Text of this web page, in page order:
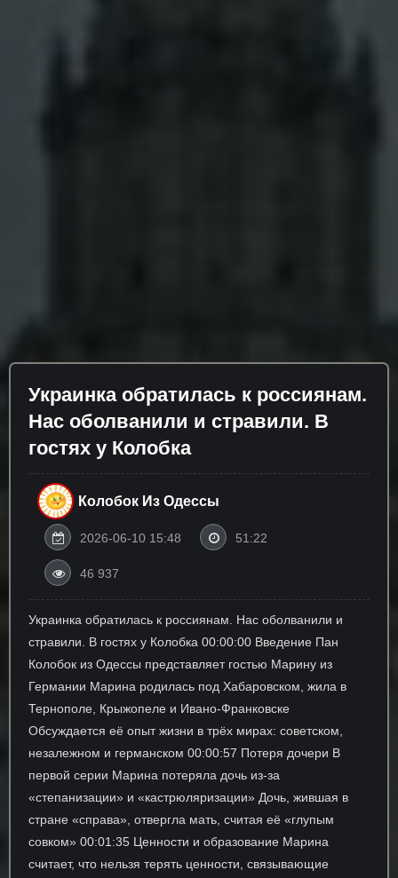
Украинка обратилась к россиянам.
Нас оболванили и стравили. В
гостях у Колобка
Колобок Из Одессы
2026-06-10 15:48 51:22
46 937
Украинка обратилась к россиянам. Нас оболванили и
стравили. В гостях у Колобка 00:00:00 Введение Пан
Колобок из Одессы представляет гостью Марину из
Германии Марина родилась под Хабаровском, жила в
Тернополе, Крыжопеле и Ивано-Франковске
Обсуждается её опыт жизни в трёх мирах: советском,
незалежном и германском 00:00:57 Потеря дочери В
первой серии Марина потеряла дочь из-за
«степанизации» и «кастрюляризации» Дочь, жившая в
стране «справа», отвергла мать, считая её «глупым
совком» 00:01:35 Ценности и образование Марина
считает, что нельзя терять ценности, связывающие